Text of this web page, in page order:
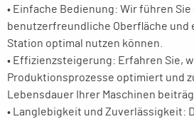
• Einfache Bedienung: Wir führen Sie
benutzerfreundliche Oberfläche und
Station optimal nutzen können.
• Effizienzsteigerung: Erfahren Sie,
Produktionsprozesse optimiert und
Lebensdauer Ihrer Maschinen
• Langlebigkeit und Zuverlässigkeit: